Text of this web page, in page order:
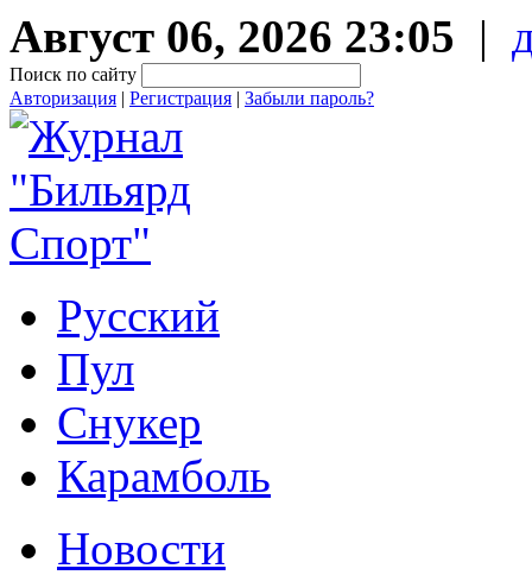
Август 06, 2026 23:05 |
Поиск по сайту
Авторизация | Регистрация | Забыли пароль?
Русский
Пул
Снукер
Карамболь
Новости